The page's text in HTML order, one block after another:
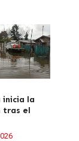
inicia la
tras el